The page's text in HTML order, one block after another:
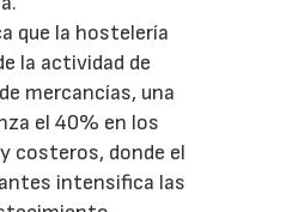
que la hostelería
la actividad de
mercancías, una
el 40% en los
costeros, donde el
intensifica las